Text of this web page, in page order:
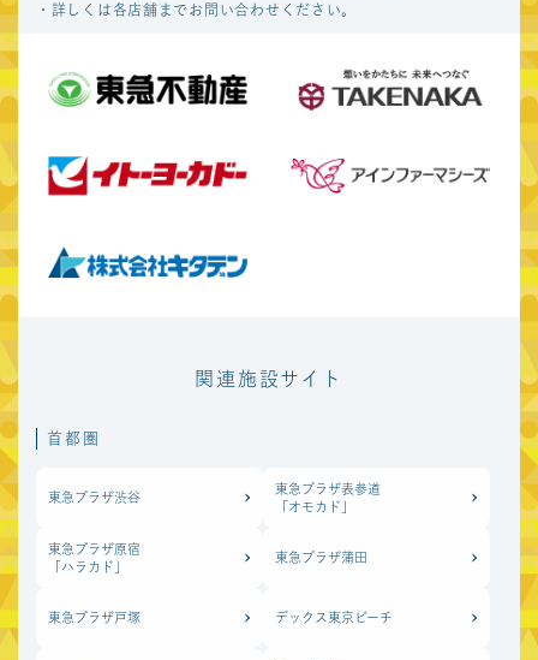
・詳しくは各店舗までお問い合わせください。
関連施設サイト
首都圏
東急プラザ渋谷
東急プラザ表参道
「オモカド」
東急プラザ原宿
「ハラカド」
東急プラザ蒲田
東急プラザ戸塚 デックス東京ビーチ